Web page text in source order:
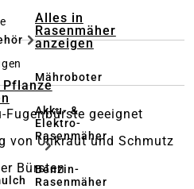
Alles in
Rasenmäher
anzeigen
Mähroboter
Akku- &
Elektro-
Rasenmäher
Benzin-
Rasenmäher
Fugenbürste geeignet
von Unkraut und Schmutz
Bürsten